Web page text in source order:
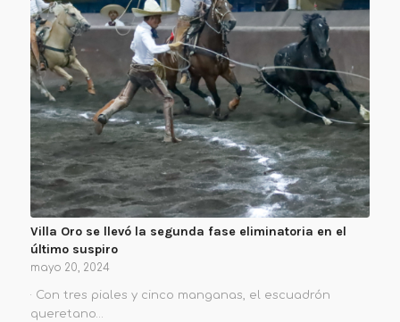
Villa Oro se llevó la segunda fase eliminatoria en el
último suspiro
mayo 20, 2024
· Con tres piales y cinco manganas, el escuadrón
queretano…